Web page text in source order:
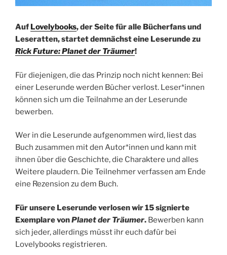
Auf Lovelybooks, der Seite für alle Bücherfans und
Leseratten, startet demnächst eine Leserunde zu
Rick Future: Planet der Träumer!
Für diejenigen, die das Prinzip noch nicht kennen: Bei
einer Leserunde werden Bücher verlost. Leser*innen
können sich um die Teilnahme an der Leserunde
bewerben.
Wer in die Leserunde aufgenommen wird, liest das
Buch zusammen mit den Autor*innen und kann mit
ihnen über die Geschichte, die Charaktere und alles
Weitere plaudern. Die Teilnehmer verfassen am Ende
eine Rezension zu dem Buch.
Für unsere Leserunde verlosen wir 15 signierte
Exemplare vonPlanet der Träumer. Bewerben kann
sich jeder, allerdings müsst ihr euch dafür bei
Lovelybooks registrieren.